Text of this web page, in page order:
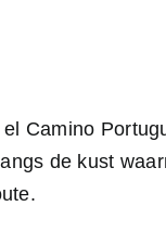
Camino
de kust